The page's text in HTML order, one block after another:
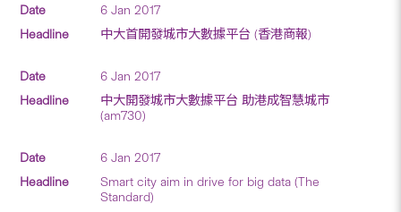
6 Jan 2017
中大首開發城市大數據平台 (香港商報)
6 Jan 2017
中大開發城市大數據平台 助港成智慧城市
(am730)
6 Jan 2017
Smart city aim in drive for big data (The
Standard)